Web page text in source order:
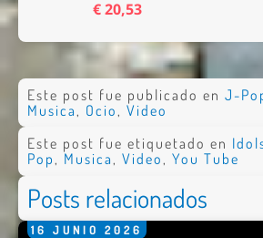
€ 20,53
Este post fue publicado en J-
Musica , Ocio , Video
Este post fue etiquetado en
Pop , Musica , Video , You Tube
Posts relacionados
16 JUNIO 2026